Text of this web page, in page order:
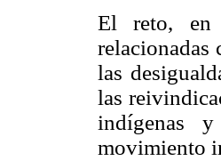
El reto, en
las
las
indígenas
movimiento